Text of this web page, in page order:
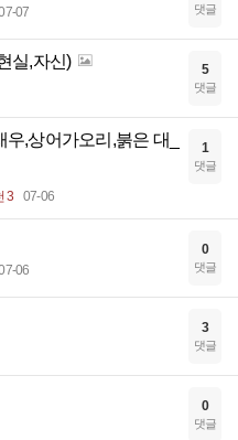
07 댓글
실,자신) 5
댓글
,상어가오리,붉은 대_
3 07-06
1
댓글
06
0
댓글
3
댓글
0
댓글